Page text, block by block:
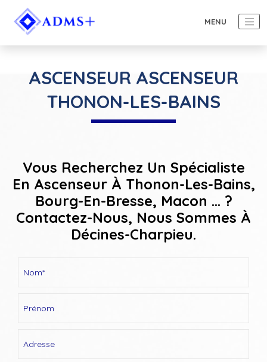
ASCENSEUR ASCENSEUR
THONON-LES-BAINS
Vous Recherchez Un Spécialiste
En Ascenseur À Thonon-Les-Bains,
Bourg-En-Bresse, Macon ... ?
Contactez-Nous, Nous Sommes À
Décines-Charpieu.